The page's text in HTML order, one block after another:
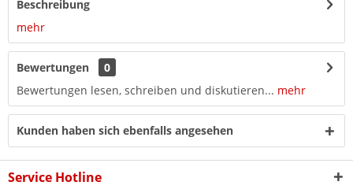
Beschreibung
mehr
Bewertungen
0
Bewertungen lesen, schreiben und diskutieren... mehr
Kunden haben sich ebenfalls angesehen
Service Hotline